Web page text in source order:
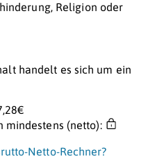
Religion oder
handelt es sich um ein
mindestens (netto):
Netto-Rechner?